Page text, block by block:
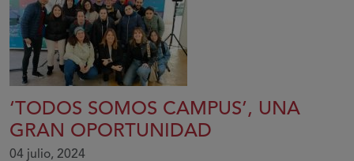
‘TODOS SOMOS CAMPUS’, UNA
GRAN OPORTUNIDAD
04 julio, 2024